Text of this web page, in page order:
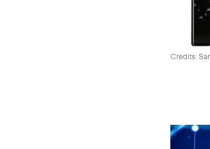
Credits: